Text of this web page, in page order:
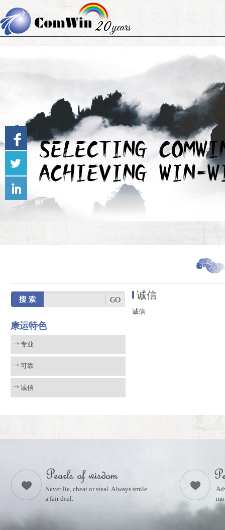
康运特色
专业
可靠
诚信
诚信
诚信
Never lie, cheat or steal. Always smile
a fair deal.